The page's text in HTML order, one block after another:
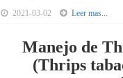
2021-03-02 Leer mas...
Manejo de
(Thrips